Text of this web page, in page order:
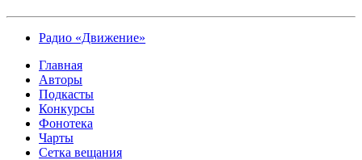
Радио «Движение»
Главная
Авторы
Подкасты
Конкурсы
Фонотека
Чарты
Сетка вещания